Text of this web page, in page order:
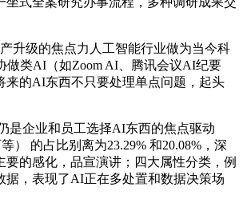
升级的焦点力人工智能行业做为当今科
做类AI（如Zoom AI、腾讯会议AI纪要
来的AI东西不只要处理单点问题，起头
是企业和员工选择AI东西的焦点驱动
的占比别离为23.29% 和20.08%，深
的感化，品宣演讲；四大属性分类，例
据，表现了AI正在多处置和数据决策场